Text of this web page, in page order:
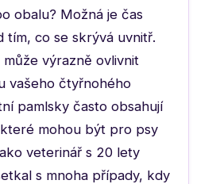
obalu? Možná je čas
tím, co se skrývá uvnitř.
může výrazně ovlivnit
vašeho čtyřnohého
pamlsky často obsahují
mohou být pro psy
veterinář s 20 lety
s mnoha případy, kdy